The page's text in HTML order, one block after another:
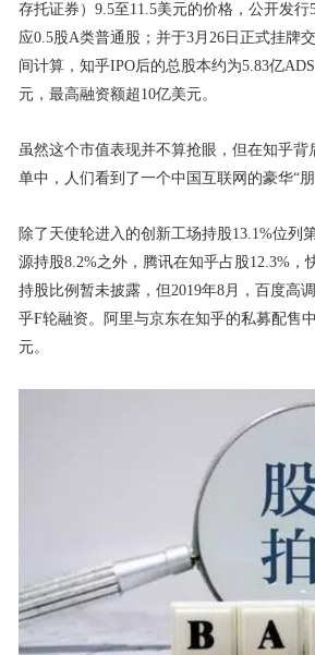
存托证券）9.5至11.5美元的价格，公开发行
应0.5股A类普通股；并于3月26日正式挂牌
间计算，知乎IPO后的总股本约为5.83亿
元，最高融资额超10亿美元。
虽然这个市值表现并不算抢眼，但在知乎背
单中，人们看到了一个中国互联网的豪华“朋
除了天使轮进入的创新工场持股13.1%位列
源持股8.2%之外，腾讯在知乎占股12.3%，
持股比例暂未披露，但2019年8月，百度高
乎F轮融资。阿里与京东在知乎的私募配售
元。